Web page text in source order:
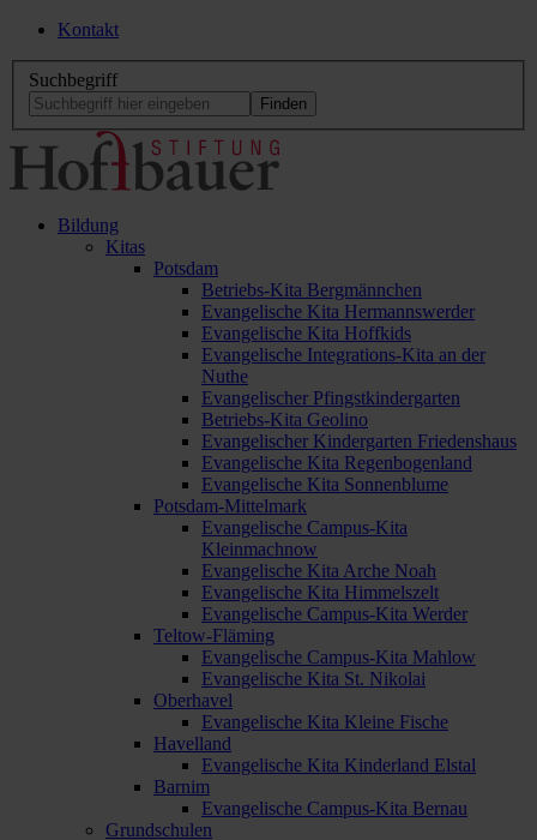
Kontakt
Suchbegriff
Bildung
Kitas
Potsdam
Betriebs-Kita Bergmännchen
Evangelische Kita Hermannswerder
Evangelische Kita Hoffkids
Evangelische Integrations-Kita an der
Nuthe
Evangelischer Pfingstkindergarten
Betriebs-Kita Geolino
Evangelischer Kindergarten Friedenshaus
Evangelische Kita Regenbogenland
Evangelische Kita Sonnenblume
Potsdam-Mittelmark
Evangelische Campus-Kita
Kleinmachnow
Evangelische Kita Arche Noah
Evangelische Kita Himmelszelt
Evangelische Campus-Kita Werder
Teltow-Fläming
Evangelische Campus-Kita Mahlow
Evangelische Kita St. Nikolai
Oberhavel
Evangelische Kita Kleine Fische
Havelland
Evangelische Kita Kinderland Elstal
Barnim
Evangelische Campus-Kita Bernau
Grundschulen